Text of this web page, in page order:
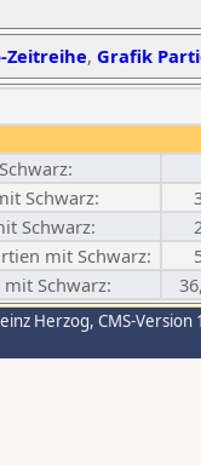
Zeitreihe, Grafik
Schwarz:
Schwarz:
mit Schwarz:
mit Schwarz:
Herzog, CMS-